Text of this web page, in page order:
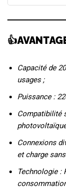
Capacité de
usages ;
Puissance :
Compatibilité
Connexions
et charge
Technologie :